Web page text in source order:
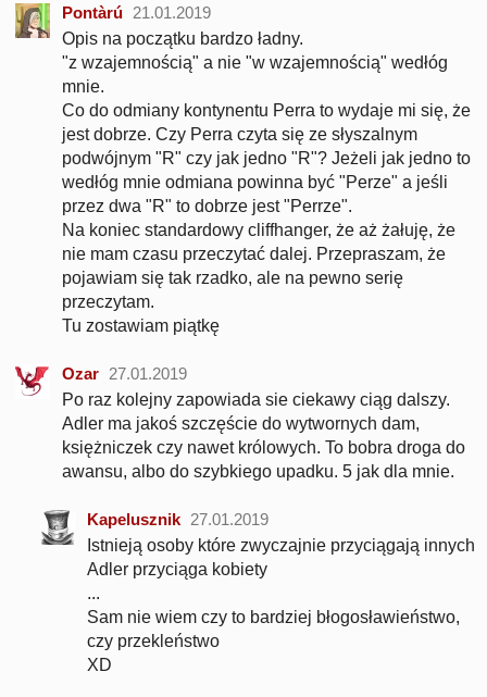
Pontàrú 21.01.2019
Opis na początku bardzo ładny.
"z wzajemnością" a nie "w wzajemnością" wedłóg
mnie.
Co do odmiany kontynentu Perra to wydaje mi się, że
jest dobrze. Czy Perra czyta się ze słyszalnym
podwójnym "R" czy jak jedno "R"? Jeżeli jak jedno to
wedłóg mnie odmiana powinna być "Perze" a jeśli
przez dwa "R" to dobrze jest "Perrze".
Na koniec standardowy cliffhanger, że aż żałuję, że
nie mam czasu przeczytać dalej. Przepraszam, że
pojawiam się tak rzadko, ale na pewno serię
przeczytam.
Tu zostawiam piątkę
Ozar 27.01.2019
Po raz kolejny zapowiada sie ciekawy ciąg dalszy.
Adler ma jakoś szczęście do wytwornych dam,
księżniczek czy nawet królowych. To bobra droga do
awansu, albo do szybkiego upadku. 5 jak dla mnie.
Kapelusznik 27.01.2019
Istnieją osoby które zwyczajnie przyciągają innych
Adler przyciąga kobiety
...
Sam nie wiem czy to bardziej błogosławieństwo,
czy przekleństwo
XD